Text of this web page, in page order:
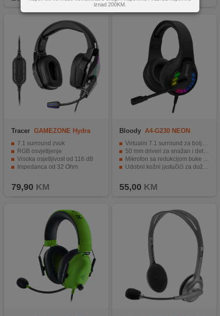
iznad 200KM.
Tracer GAMEZONE Hydra
7.1 surround zvuk
RGB osvjetljenje
Visoka osjetljivost od 116 dB
Impedanca od 32 Ohm
79,90 KM
Bloody A4-G230 NEON
Virtualni 7.1 surround za bolju orijentaciju u igrama
50 mm driveri za snažan i detaljan zvuk
Mikrofon sa redukcijom buke za jasnu komunikaciju
Udobni kožni jastučići za duže korištenje
55,00 KM